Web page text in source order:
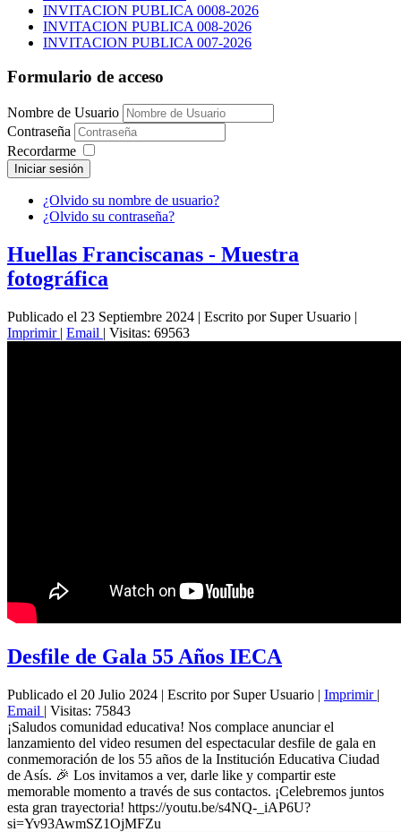
INVITACION PUBLICA 0008-2026
INVITACION PUBLICA 008-2026
INVITACION PUBLICA 007-2026
Formulario de acceso
Nombre de Usuario
Contraseña
Recordarme
Iniciar sesión
¿Olvido su nombre de usuario?
¿Olvido su contraseña?
Huellas Franciscanas - Muestra
fotográfica
Publicado el 23 Septiembre 2024 | Escrito por Super Usuario |
Imprimir | Email | Visitas: 69563
Desfile de Gala 55 Años IECA
Publicado el 20 Julio 2024 | Escrito por Super Usuario | Imprimir |
Email | Visitas: 75843
¡Saludos comunidad educativa! Nos complace anunciar el
lanzamiento del video resumen del espectacular desfile de gala en
conmemoración de los 55 años de la Institución Educativa Ciudad
de Asís. 🎉 Los invitamos a ver, darle like y compartir este
memorable momento a través de sus contactos. ¡Celebremos juntos
esta gran trayectoria! https://youtu.be/s4NQ-_iAP6U?
si=Yv93AwmSZ1OjMFZu